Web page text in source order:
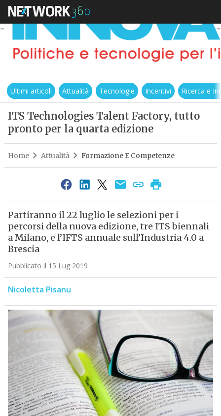
Ultimi articoli Attualità Tecnologie Incentivi Ricerca e
ITS Technologies Talent Factory, tutto
pronto per la quarta edizione
Home Attualità Formazione E Competenze
Partiranno il 22 luglio le selezioni per i
percorsi della nuova edizione, tre ITS biennali
a Milano, e l’IFTS annuale sull’Industria 4.0 a
Brescia
Pubblicato il 15 Lug 2019
Nicoletta Pisanu